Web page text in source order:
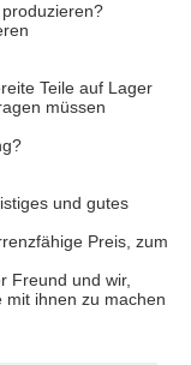
Teile auf Lager
müssen
und gutes
Preis, zum
Freund und wir,
mit ihnen zu machen